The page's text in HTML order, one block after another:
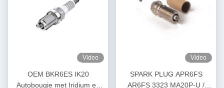
Video
OEM BKR6ES IK20
Autobougie met Iridium en
Video
SPARK PLUG APR6FS
AR6FS 3323 MA20P-U /